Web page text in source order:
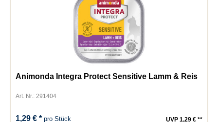
Animonda Integra Protect Sensitive Lamm & Reis
Art. Nr.: 291404
1,29 € *pro Stück UVP 1,29 € **